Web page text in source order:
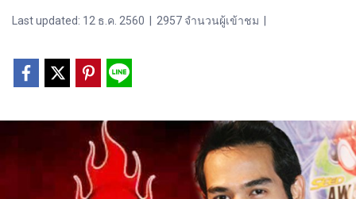
Last updated: 12 ธ.ค. 2560 2957 จำนวนผู้เข้าชม